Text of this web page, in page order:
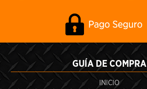
GUÍA DE COMPRA
INICIO